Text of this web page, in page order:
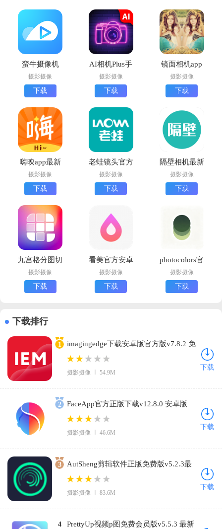
蛮牛摄像机
app下载最新
版
摄影摄像
下载
AI相机Plus手
机版下载
摄影摄像
下载
镜面相机app
官方版
摄影摄像
下载
嗨映app最新
版下载
摄影摄像
下载
老蛙镜头官方
版下载
摄影摄像
下载
隔壁相机最新
版下载
摄影摄像
下载
九宫格分图切
图大师安卓版
下载
摄影摄像
下载
看美官方安卓
版下载
摄影摄像
下载
photocolors官
方下载安装正
版
摄影摄像
下载
下载排行
1
imagingedge下载安卓版官方版v7.8.2 免
费版
摄影摄像 54.9M
下载
2 FaceApp官方正版下载v12.8.0 安卓版
摄影摄像 46.6M
下载
3
AutSheng剪辑软件正版免费版v5.2.3最
新版本下载v5.2.3 免费版
摄影摄像 83.6M
下载
4
PrettyUp视频p图免费会员版v5.5.3 最新